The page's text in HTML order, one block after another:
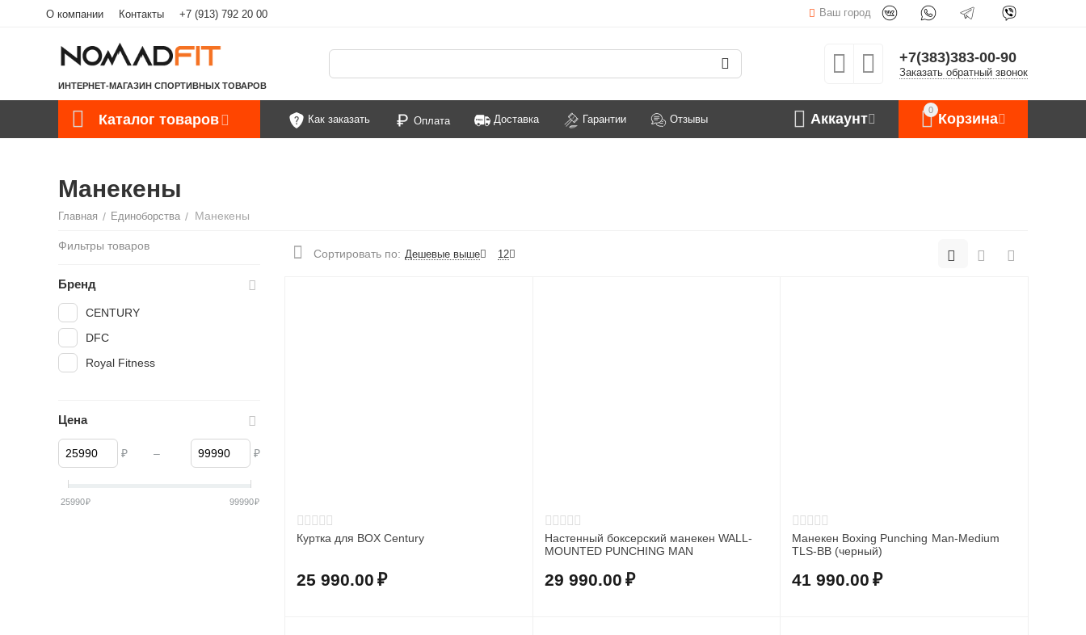
О компании Контакты +7 (913) 792 20 00 Ваш город
ИНТЕРНЕТ-МАГАЗИН СПОРТИВНЫХ ТОВАРОВ
+7(383)383-00-90
Заказать обратный звонок
Каталог товаров Как заказать Оплата Доставка Гарантии Отзывы
0
Корзина
Аккаунт
Манекены
Главная / Единоборства / Манекены
Сортировать по: Дешевые выше 12
Куртка для BOX Century
25 990.00 ₽
Настенный боксерский манекен WALL-
MOUNTED PUNCHING MAN
29 990.00 ₽
Манекен Boxing Punching Man-Medium
TLS-BB (черный)
41 990.00 ₽
Фильтры товаров
Бренд
CENTURY
DFC
Royal Fitness
Цена
₽ – ₽
25990₽ 99990₽